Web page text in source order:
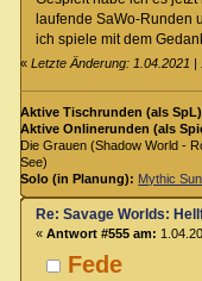
laufende SaWo-Runden
ich spiele mit dem
«Letzte Änderung: 1.04.2021
Aktive Tischrunden (als
Aktive Onlinerunden (als
Die Grauen (Shadow World -
See)
Solo (in Planung): Mythic
Fede
Re: Savage Worlds:
« Antwort #555 am: